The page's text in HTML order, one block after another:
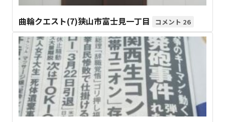
曲輪クエスト(7)狭山市富士見一丁目 26